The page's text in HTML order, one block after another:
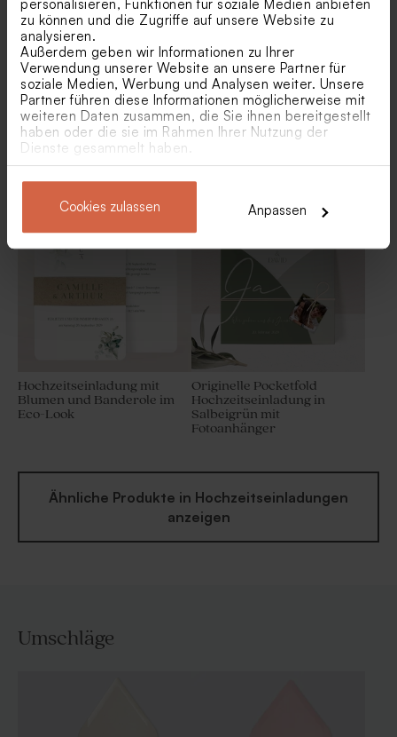
personalisieren, Funktionen für soziale Medien anbieten
zu können und die Zugriffe auf unsere Website zu
analysieren.
Außerdem geben wir Informationen zu Ihrer
Verwendung unserer Website an unsere Partner für
soziale Medien, Werbung und Analysen weiter. Unsere
Partner führen diese Informationen möglicherweise mit
weiteren Daten zusammen, die Sie ihnen bereitgestellt
haben oder die sie im Rahmen Ihrer Nutzung der
Dienste gesammelt haben.
Cookies zulassen Anpassen
Schleife im Naturpapier-
Look
Naturpapier-Look
Eco-Look Einsteckkarte mit
Eucalyptus
Hochzeitseinladung aus
Acryl mit weißen Lilien
Hochzeitseinladung mit
Blumen und Banderole im
Eco-Look
Originelle Pocketfold
Hochzeitseinladung in
Salbeigrün mit
Fotoanhänger
Ähnliche Produkte in Hochzeitseinladungen
anzeigen
Umschläge